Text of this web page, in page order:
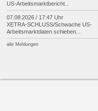
US-Arbeitsmarktbericht...
07.08.2026 / 17:47 Uhr
XETRA-SCHLUSS/Schwache US-
Arbeitsmarktdaten schieben...
alle Meldungen